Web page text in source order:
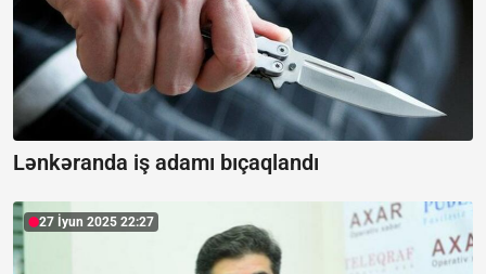
Lənkəranda iş adamı bıçaqlandı
27 İyun 2025 22:27